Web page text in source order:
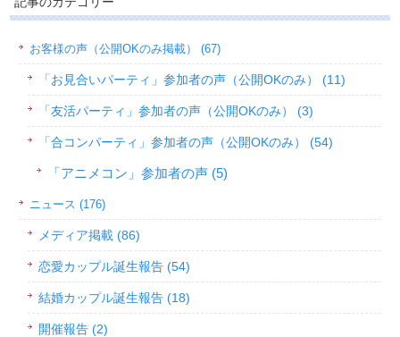
お客様の声（公開OKのみ掲載） (67)
「お見合いパーティ」参加者の声（公開OKのみ） (11)
「友活パーティ」参加者の声（公開OKのみ） (3)
「合コンパーティ」参加者の声（公開OKのみ） (54)
「アニメコン」参加者の声 (5)
ニュース (176)
メディア掲載 (86)
恋愛カップル誕生報告 (54)
結婚カップル誕生報告 (18)
開催報告 (2)